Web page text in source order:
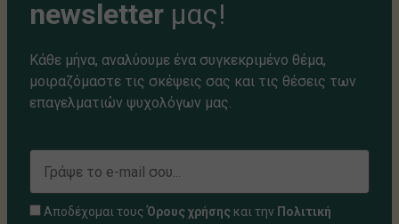
newsletter μας!
Κάθε μήνα, αναλύουμε ένα συγκεκριμένο θέμα,
μοιραζόμαστε τις σκέψεις σας και τις θέσεις των
επαγελματιών ψυχολόγων μας.
Αποδέχομαι τουςΌρους χρήσης και την Πολιτική